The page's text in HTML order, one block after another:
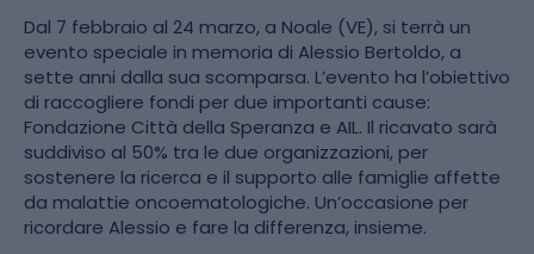
Dal 7 febbraio al 24 marzo, a Noale (VE), si terrà un
evento speciale in memoria di Alessio Bertoldo, a
sette anni dalla sua scomparsa. L’evento ha l’obiettivo
di raccogliere fondi per due importanti cause:
Fondazione Città della Speranza e AIL. Il ricavato sarà
suddiviso al 50% tra le due organizzazioni, per
sostenere la ricerca e il supporto alle famiglie affette
da malattie oncoematologiche. Un’occasione per
ricordare Alessio e fare la differenza, insieme.